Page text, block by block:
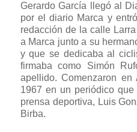
Gerardo García llegó al
por el diario Marca y
redacción de la calle
a Marca junto a su
y que se dedicaba al
firmaba como Simón
apellido. Comenzaron
1967 en un periódico
prensa deportiva, Luis
Birba.